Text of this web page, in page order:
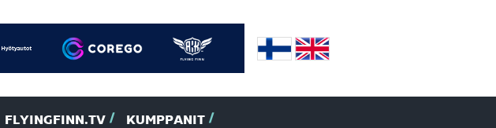
FLYINGFINN.TV
KUMPPANIT